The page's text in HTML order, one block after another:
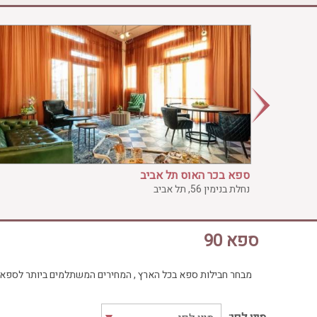
ג'קוזי
ג'קוזי פרטי
חדר כושר
חמאם טורקי
טיפול במים
טיפול קלאסי
טיפולי קוסמטיקה
סאונה רטובה
סאונה יבשה
עיסוי אבנים חמות
עיסוי תאילנדי
ספא בכר האוס תל אביב
נחלת בנימין 56, תל אביב
ספא 90
מבחר חבילות ספא בכל הארץ , המחירים המשתלמים ביותר לספא,